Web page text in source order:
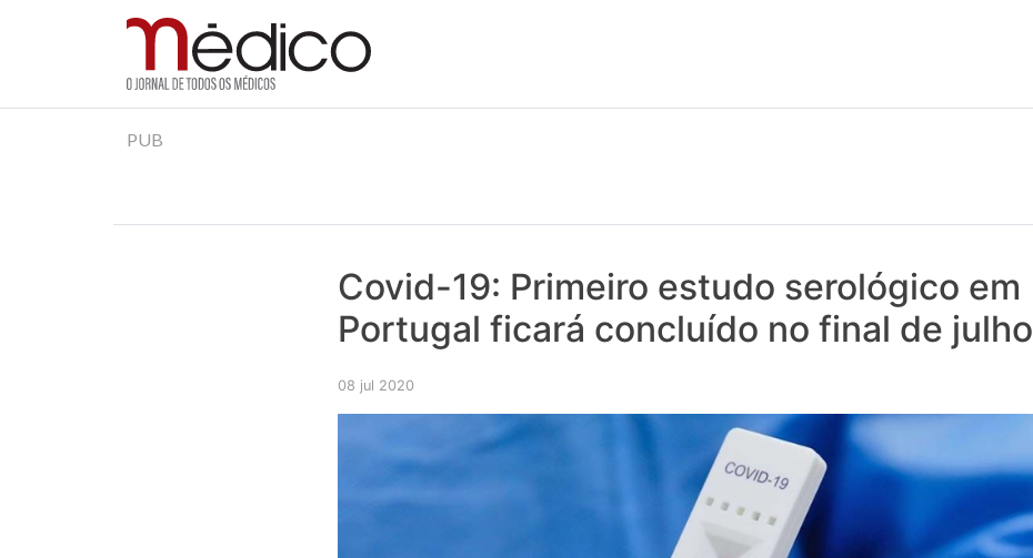
Jornal Médico
Médico – O Jornal de Todos os Médicos. Onde as notícias realmente contam! Tudo o que se passa na Saúde!
PUB
Covid-19: Primeiro estudo serológico em
Portugal ficará concluído no final de julho
08 jul 2020